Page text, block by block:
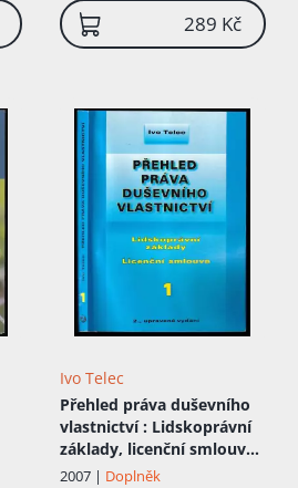
289 Kč
Ivo Telec
Přehled práva duševního
vlastnictví: Lidskoprávní
základy, licenční smlouva -
1
2007 | Doplněk